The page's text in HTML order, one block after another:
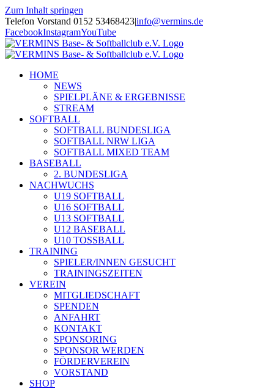
Zum Inhalt springen
Telefon Vorstand 0152 53468423|info@vermins.de
FacebookInstagramYouTube
HOME
NEWS
SPIELPLÄNE & ERGEBNISSE
STREAM
SOFTBALL
SOFTBALL BUNDESLIGA
SOFTBALL NRW LIGA
SOFTBALL MIXED TEAM
BASEBALL
2. BUNDESLIGA
NACHWUCHS
U19 SOFTBALL
U16 SOFTBALL
U13 SOFTBALL
U12 BASEBALL
U10 TOSSBALL
TRAINING
SPIELER/INNEN GESUCHT
TRAININGSZEITEN
VEREIN
MITGLIEDSCHAFT
SPENDEN
ANFAHRT
KONTAKT
SPONSORING
SPONSOR WERDEN
FÖRDERVEREIN
VORSTAND
SHOP